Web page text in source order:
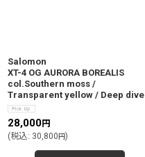
Salomon
XT-4 OG AURORA BOREALIS
col.Southern moss /
Transparent yellow / Deep dive
28,000円
(税込: 30,800円)